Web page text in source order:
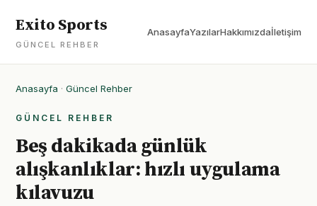
Exito Sports
GÜNCEL REHBER
AnasayfaYazılarHakkımızdaİletişim
Anasayfa · Güncel Rehber
GÜNCEL REHBER
Beş dakikada günlük
alışkanlıklar: hızlı uygulama
kılavuzu